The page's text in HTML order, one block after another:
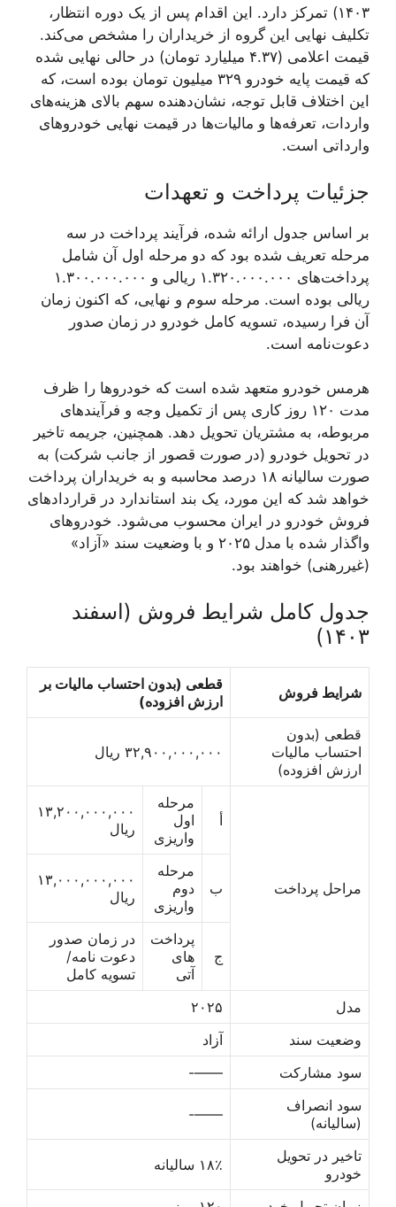
۱۴۰۳) تمرکز دارد. این اقدام پس از یک دوره انتظار،
تکلیف نهایی این گروه از خریداران را مشخص می‌کند.
قیمت اعلامی (۴.۳۷ میلیارد تومان) در حالی نهایی شده
که قیمت پایه خودرو ۳۲۹ میلیون تومان بوده است، که
این اختلاف قابل توجه، نشان‌دهنده سهم بالای هزینه‌های
واردات، تعرفه‌ها و مالیات‌ها در قیمت نهایی خودروهای
وارداتی است.
جزئیات پرداخت و تعهدات
بر اساس جدول ارائه شده، فرآیند پرداخت در سه
مرحله تعریف شده بود که دو مرحله اول آن شامل
پرداخت‌های ۱.۳۲۰.۰۰۰.۰۰۰ ریالی و ۱.۳۰۰.۰۰۰.۰۰۰
ریالی بوده است. مرحله سوم و نهایی، که اکنون زمان
آن فرا رسیده، تسویه کامل خودرو در زمان صدور
دعوت‌نامه است.
هرمس خودرو متعهد شده است که خودروها را ظرف
مدت ۱۲۰ روز کاری پس از تکمیل وجه و فرآیندهای
مربوطه، به مشتریان تحویل دهد. همچنین، جریمه تاخیر
در تحویل خودرو (در صورت قصور از جانب شرکت) به
صورت سالیانه ۱۸ درصد محاسبه و به خریداران پرداخت
خواهد شد که این مورد، یک بند استاندارد در قراردادهای
فروش خودرو در ایران محسوب می‌شود. خودروهای
واگذار شده با مدل ۲۰۲۵ و با وضعیت سند «آزاد»
(غیررهنی) خواهند بود.
جدول کامل شرایط فروش (اسفند
۱۴۰۳)
شرایط فروش
قطعی (بدون احتساب مالیات بر
ارزش افزوده)
قطعی (بدون
احتساب مالیات
ارزش افزوده)
۳۲,۹۰۰,۰۰۰,۰۰۰ ریال
مراحل پرداخت
أ
مرحله
اول
واریزی
۱۳,۲۰۰,۰۰۰,۰۰۰
ریال
ب
مرحله
دوم
واریزی
۱۳,۰۰۰,۰۰۰,۰۰۰
ریال
ج
پرداخت
های
آتی
در زمان صدور
دعوت نامه/
تسویه کامل
مدل
۲۰۲۵
وضعیت سند
آزاد
سود مشارکت
——-
سود انصراف
(سالیانه)
——-
تاخیر در تحویل
خودرو
۱۸٪ سالیانه